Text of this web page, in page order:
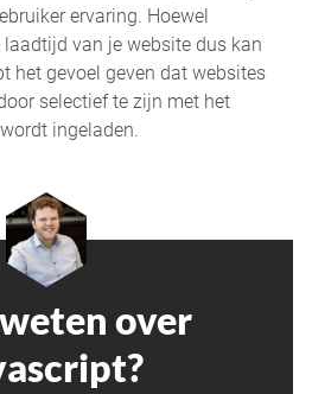
ervaring. Hoewel
van je website dus kan
het gevoel geven dat websites
selectief te zijn met het
ingeladen.
over